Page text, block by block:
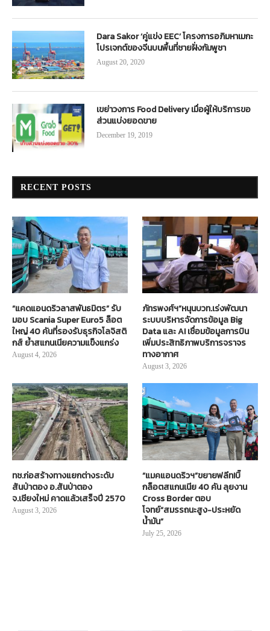
Dara Sakor ‘คู่แข่ง EEC’ โครงการอภิมหาเมกะ
โปรเจกต์ของจีนบนพื้นที่ชายฝั่งกัมพูชา
August 20, 2020
เขย่าวงการ Food Delivery เมื่อผู้ให้บริการขอ
ส่วนแบ่งยอดขาย
December 19, 2019
RECENT POSTS
“แคดแอนดริวลาสพันธมิตร” รับ
มอบ Scania Super Euro5 ล็อต
ใหญ่ 40 คันที่รองรับธุรกิจโลจิสติ
กส์ ย้ำสแกนเนียความแข็งแกร่ง
August 4, 2026
ภัทรพงศ์ฯ”หนุนบวท.เร่งพัฒนา
ระบบบริหารจัดการข้อมูล Big
Data และ AI เชื่อมข้อมูลการบิน
เพิ่มประสิทธิภาพบริการจราจร
ทางอากาศ
August 3, 2026
ทช.ก่อสร้างทางแยกต่างระดับ
สันป่าตอง อ.สันป่าตอง
จ.เชียงใหม่ คาดแล้วเสร็จปี 2570
August 3, 2026
“แมคแอนดริวฯ”ขยายฟลีท!บิ๊
กล็อตสแกนเนีย 40 คัน ลุยงาน
Cross Border ตอบ
โจทย์“สมรรถนะสูง-ประหยัด
น้ำมัน”
July 25, 2026